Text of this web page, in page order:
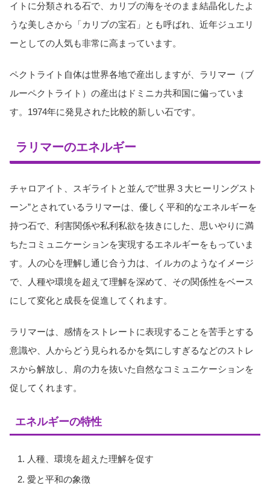
イトに分類される石で、カリブの海をそのまま結晶化したよ
うな美しさから「カリブの宝石」とも呼ばれ、近年ジュエリ
ーとしての人気も非常に高まっています。
ペクトライト自体は世界各地で産出しますが、ラリマー（ブ
ルーペクトライト）の産出はドミニカ共和国に偏っていま
す。1974年に発見された比較的新しい石です。
ラリマーのエネルギー
チャロアイト、スギライトと並んで”世界３大ヒーリングスト
ーン”とされているラリマーは、優しく平和的なエネルギーを
持つ石で、利害関係や私利私欲を抜きにした、思いやりに満
ちたコミュニケーションを実現するエネルギーをもっていま
す。人の心を理解し通じ合う力は、イルカのようなイメージ
で、人種や環境を超えて理解を深めて、その関係性をベース
にして変化と成長を促進してくれます。
ラリマーは、感情をストレートに表現することを苦手とする
意識や、人からどう見られるかを気にしすぎるなどのストレ
スから解放し、肩の力を抜いた自然なコミュニケーションを
促してくれます。
エネルギーの特性
人種、環境を超えた理解を促す
愛と平和の象徴